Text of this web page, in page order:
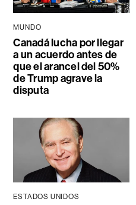
MUNDO
Canadá lucha por llegar
a un acuerdo antes de
que el arancel del 50%
de Trump agrave la
disputa
ESTADOS UNIDOS